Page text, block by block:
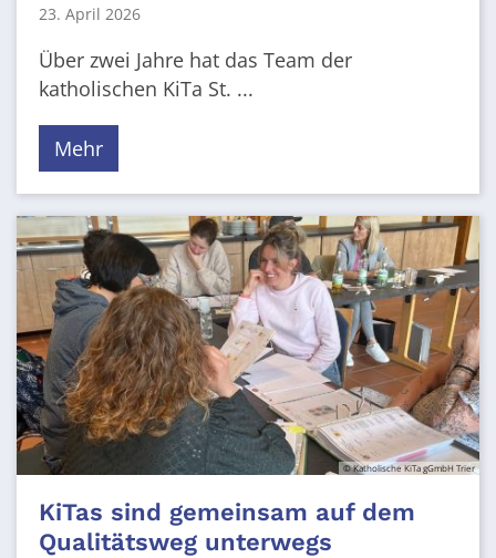
23. April 2026
Über zwei Jahre hat das Team der
katholischen KiTa St. ...
Mehr
© Katholische KiTa gGmbH Trier
KiTas sind gemeinsam auf dem
Qualitätsweg unterwegs